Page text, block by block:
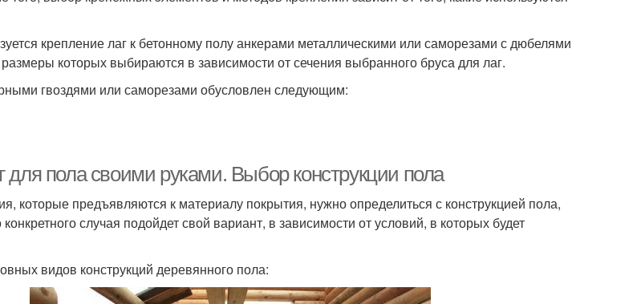
крепление лаг к бетонному полу анкерами металлическими или саморезами с дюбелями
которых выбираются в зависимости от сечения выбранного бруса для лаг.
гвоздями или саморезами обусловлен следующим:
для пола своими руками. Выбор конструкции пола
которые предъявляются к материалу покрытия, нужно определиться с конструкцией пола,
конкретного случая подойдет свой вариант, в зависимости от условий, в которых будет
видов конструкций деревянного пола: